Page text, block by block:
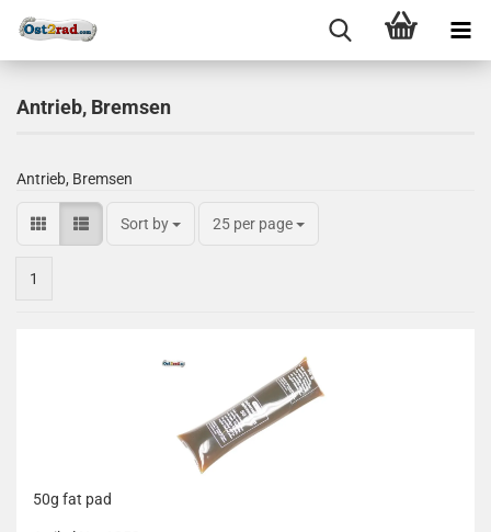
Antrieb, Bremsen
Antrieb, Bremsen
Sort by 25 per page
1
50g fat pad